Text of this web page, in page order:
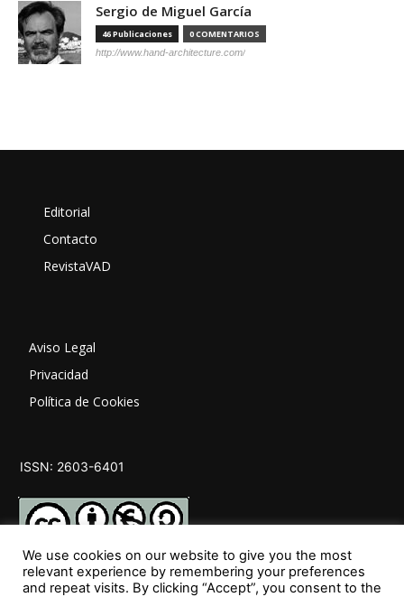
Sergio de Miguel García
46 Publicaciones 0 COMENTARIOS
http://www.hand-architecture.com/
Editorial
Contacto
RevistaVAD
Aviso Legal
Privacidad
Política de Cookies
ISSN: 2603-6401
We use cookies on our website to give you the most
relevant experience by remembering your preferences
and repeat visits. By clicking “Accept”, you consent to the